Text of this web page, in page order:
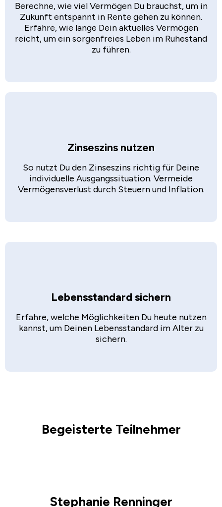
Berechne, wie viel Vermögen Du brauchst, um in
Zukunft entspannt in Rente gehen zu können.
Erfahre, wie lange Dein aktuelles Vermögen
reicht, um ein sorgenfreies Leben im Ruhestand
zu führen.
Zinseszins nutzen
So nutzt Du den Zinseszins richtig für Deine
individuelle Ausgangssituation. Vermeide
Vermögensverlust durch Steuern und Inflation.
Lebensstandard sichern
Erfahre, welche Möglichkeiten Du heute nutzen
kannst, um Deinen Lebensstandard im Alter zu
sichern.
Begeisterte Teilnehmer
Stephanie Renninger